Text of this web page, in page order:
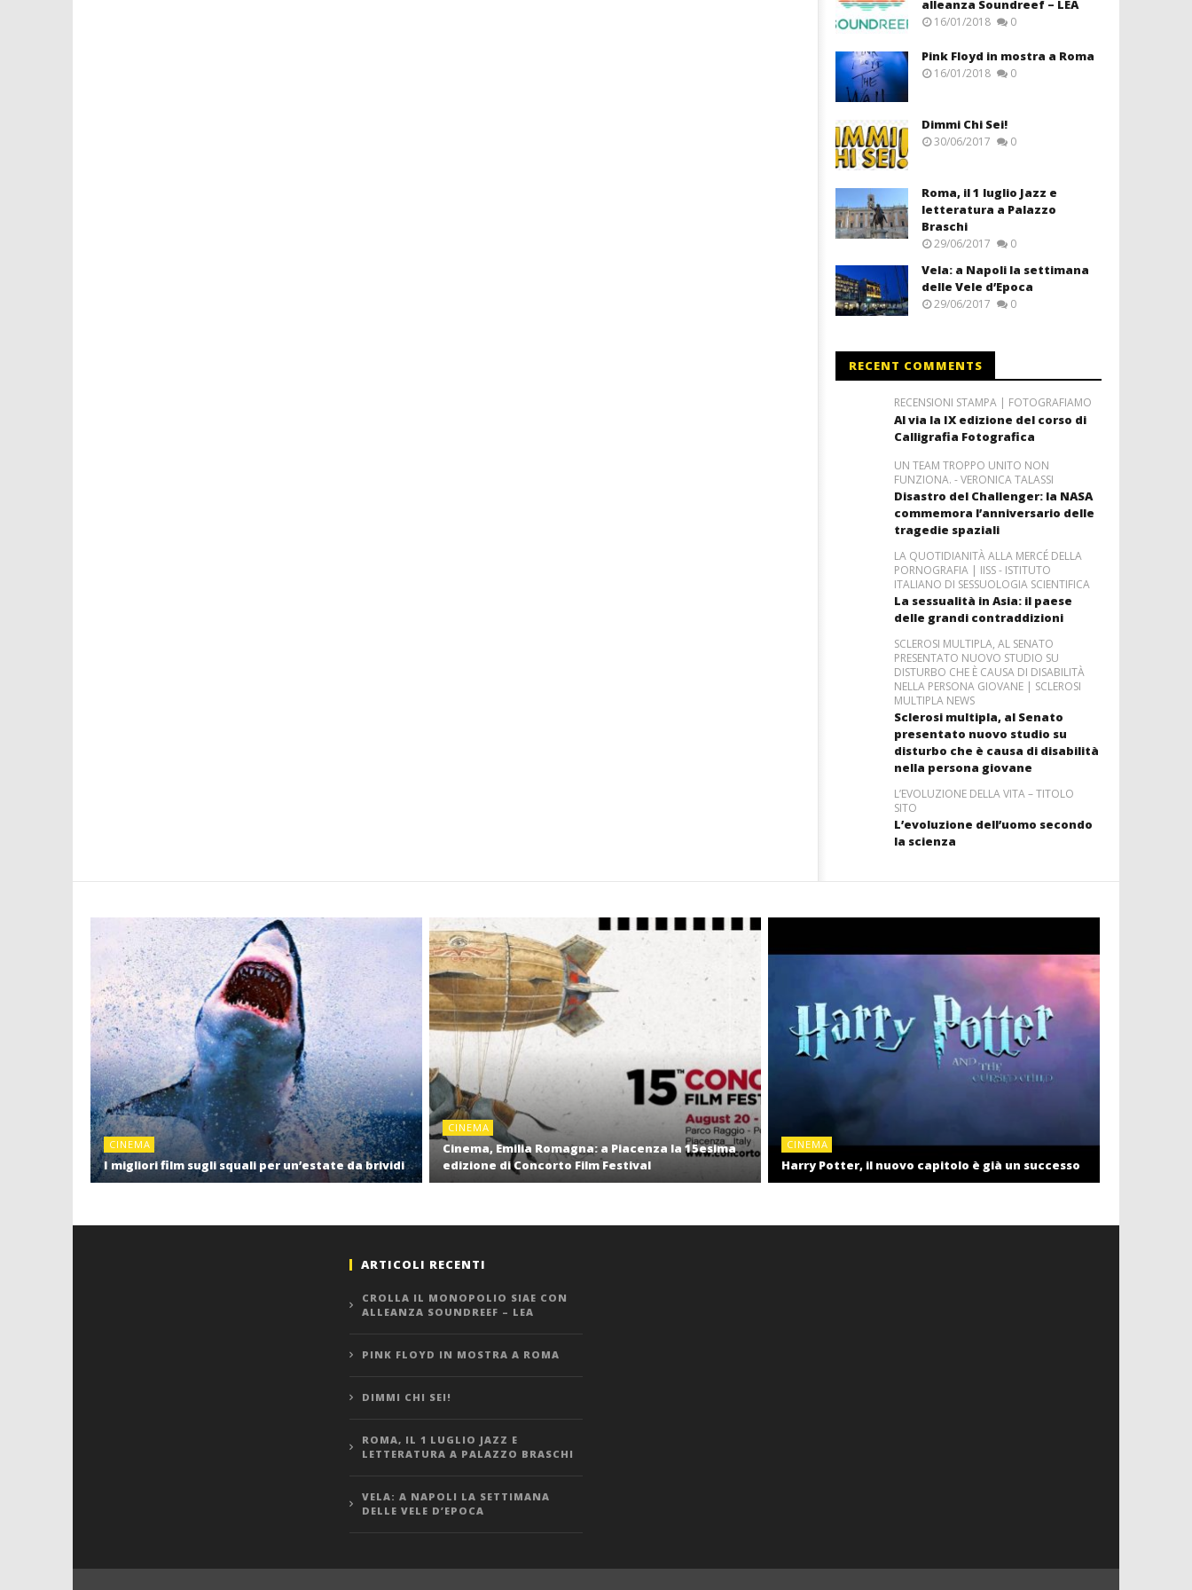
alleanza Soundreef – LEA
16/01/2018 0
Pink Floyd in mostra a Roma
16/01/2018 0
Dimmi Chi Sei!
30/06/2017 0
Roma, il 1 luglio Jazz e
letteratura a Palazzo
Braschi
29/06/2017 0
Vela: a Napoli la settimana
delle Vele d’Epoca
29/06/2017 0
RECENT COMMENTS
RECENSIONI STAMPA | FOTOGRAFIAMO
Al via la IX edizione del corso di
Calligrafia Fotografica
UN TEAM TROPPO UNITO NON
FUNZIONA. - VERONICA TALASSI
Disastro del Challenger: la NASA
commemora l’anniversario delle
tragedie spaziali
LA QUOTIDIANITÀ ALLA MERCÉ DELLA
PORNOGRAFIA | IISS - ISTITUTO
ITALIANO DI SESSUOLOGIA SCIENTIFICA
La sessualità in Asia: il paese
delle grandi contraddizioni
SCLEROSI MULTIPLA, AL SENATO
PRESENTATO NUOVO STUDIO SU
DISTURBO CHE È CAUSA DI DISABILITÀ
NELLA PERSONA GIOVANE | SCLEROSI
MULTIPLA NEWS
Sclerosi multipla, al Senato
presentato nuovo studio su
disturbo che è causa di disabilità
nella persona giovane
L’EVOLUZIONE DELLA VITA – TITOLO
SITO
L’evoluzione dell’uomo secondo
la scienza
CINEMA
I migliori film sugli squali per un’estate da brividi
CINEMA
Cinema, Emilia Romagna: a Piacenza la 15esima
edizione di Concorto Film Festival
CINEMA
Harry Potter, il nuovo capitolo è già un successo
ARTICOLI RECENTI
CROLLA IL MONOPOLIO SIAE CON
ALLEANZA SOUNDREEF – LEA
PINK FLOYD IN MOSTRA A ROMA
DIMMI CHI SEI!
ROMA, IL 1 LUGLIO JAZZ E
LETTERATURA A PALAZZO BRASCHI
VELA: A NAPOLI LA SETTIMANA
DELLE VELE D’EPOCA